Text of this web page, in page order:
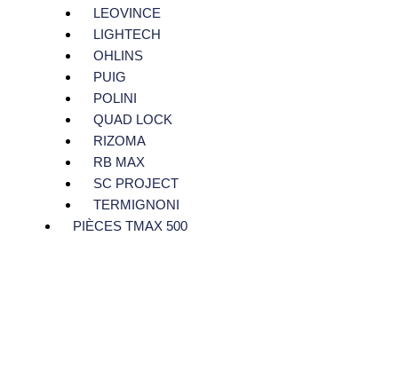
LEOVINCE
LIGHTECH
OHLINS
PUIG
POLINI
QUAD LOCK
RIZOMA
RB MAX
SC PROJECT
TERMIGNONI
PIÈCES TMAX 500